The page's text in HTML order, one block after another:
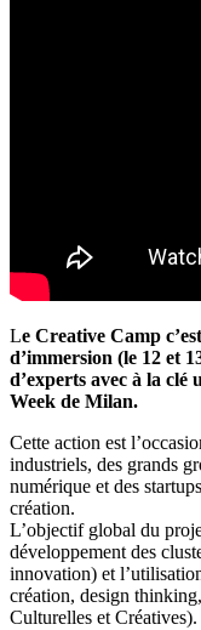
Le Creative Camp
d’immersion (le 12 et
d’experts avec à la clé
Week de Milan.
Cette action est
industriels, des grands
numérique et des
création.
L’objectif global du
développement des
innovation) et
création, design
Culturelles et Créatives).